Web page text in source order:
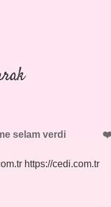
selam verdi
https://cedi.com.tr